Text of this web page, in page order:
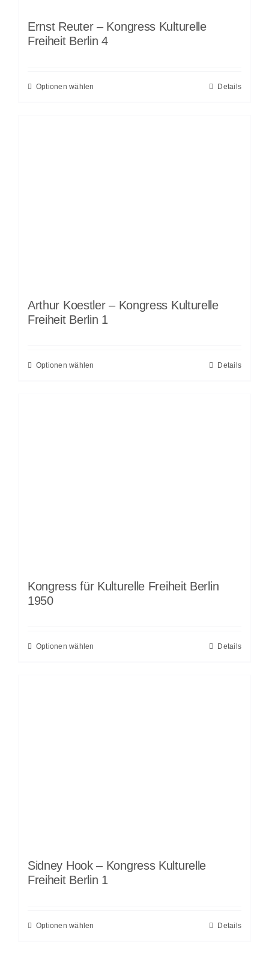
Ernst Reuter – Kongress Kulturelle
Freiheit Berlin 4
Optionen wählen Details
Arthur Koestler – Kongress Kulturelle
Freiheit Berlin 1
Optionen wählen Details
Kongress für Kulturelle Freiheit Berlin
1950
Optionen wählen Details
Sidney Hook – Kongress Kulturelle
Freiheit Berlin 1
Optionen wählen Details